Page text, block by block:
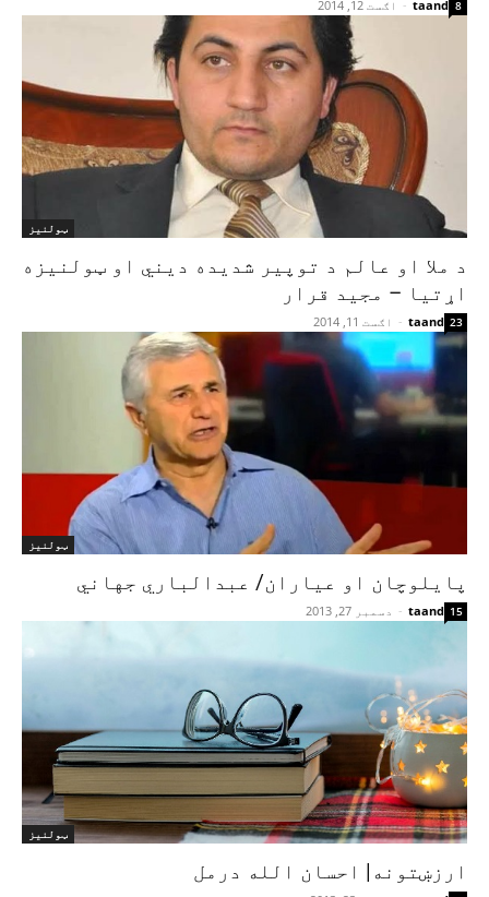
taand
- اګست 12, 2014 8
ټولنیز
د ملا او عالم د توپیر شدیده دیني او ټولنیزه
اړتیا – مجید قرار
taand
- اګست 11, 2014 23
ټولنیز
پایلوچان او عیاران/ عبدالباري جهاني
taand
- دسمبر 27, 2013 15
ټولنیز
ارزښتونه| احسان الله درمل